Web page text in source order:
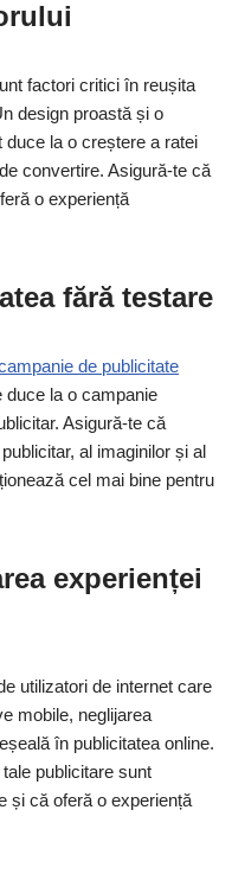
factori critici în reușita
design proastă și o
duce la o creștere a ratei
convertire. Asigură-te că
o experiență
fără testare
de publicitate
duce la o campanie
Asigură-te că
al imaginilor și al
cel mai bine pentru
experienței
utilizatori de internet care
mobile, neglijarea
în publicitatea online.
publicitare sunt
și că oferă o experiență